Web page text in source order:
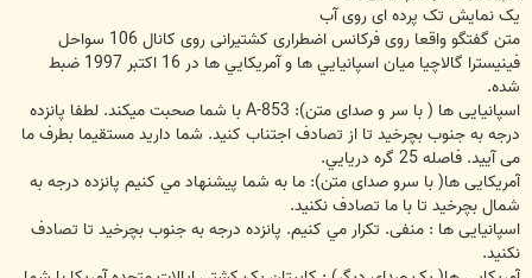
یک نمایش تک پرده ای روی آب
متن گفتگو واقعا روی فرکانس اضطراری کشتيرانی روی کانال 106 سواحل
فینیسترا گالاچیا ميان اسپانيايي ها و آمريکایي ها در 16 اکتبر 1997 ضبط
شده.
اسپانیایی ها ( با سر و صدای متن): A-853 با شما صحبت ميکند. لطفا پانزده
درجه به جنوب بچرخيد تا از تصادف اجتناب کنيد. شما داريد مستقيما بطرف ما
می آييد. فاصله 25 گره دريايي.
آمریکایی ها( با سرو صدای متن): ما به شما پيشنهاد مي کنيم پانزده درجه به
شمال بچرخيد تا با ما تصادف نکنيد.
اسپانیایی ها : منفی. تکرار مي کنيم. پانزده درجه به جنوب بچرخيد تا تصادف
نکنيد.